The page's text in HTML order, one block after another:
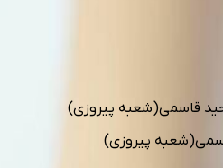
قاسمی(شعبه پیروزی)
پیروزی)